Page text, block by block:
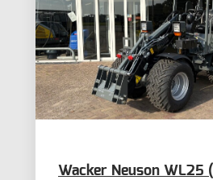
Wacker Neuson WL25